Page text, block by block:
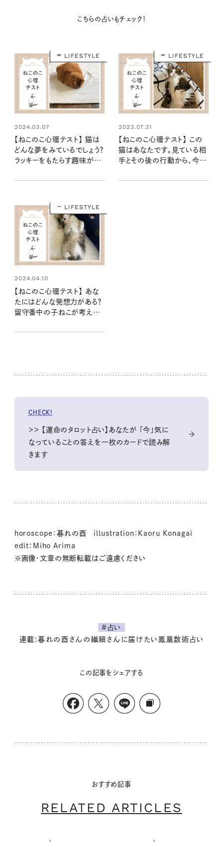
こちらの占いもチェック！
LIFESTYLE
2024.03.07
【ねこのこ心理テスト】 猫は
どんな夢をみているでしょう？
ラッキーをもたらす趣味がわ
LIFESTYLE
2023.07.31
【ねこのこ心理テスト】 この
猫はあなたです。見ている相
手とその後の行動から、今の
ゃ！
LIFESTYLE
2024.04.10
【ねこのこ心理テスト】 あな
たにはどんな発想力がある？
留守番中の子ねこが考えて
CHECK!
＞＞ 【運命のタロット占い】あなたが 「今」気に
なっていることの答えを一枚のカードで読み解
きます
horoscope：暮れの酉 illustration：Kaoru Konagai
edit：Miho Arima
※画像・文章の無断転載はご遠慮ください
#占い
連載:暮れの酉さんの繊細さんに届けたい鳳凰数術占い
この記事をシェアする
おすすめ記事
RELATED ARTICLES